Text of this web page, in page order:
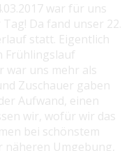
war für uns
Da fand unser 22.
statt. Eigentlich
Frühlingslauf
war uns mehr als
Zuschauer gaben
Aufwand, einen
wir, wofür wir das
bei schönstem
Umgebung,